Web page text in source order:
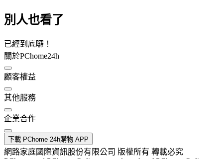
別人也看了
已經到底囉！
關於PChome24h
顧客權益
其他服務
企業合作
下載 PChome 24h購物 APP
網路家庭國際資訊股份有限公司 版權所有 轉載必究